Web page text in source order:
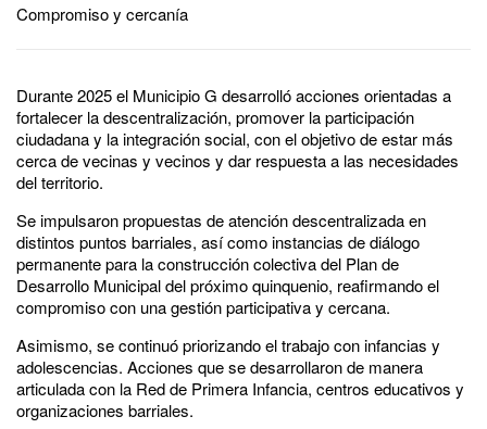
Compromiso y cercanía
Durante 2025 el Municipio G desarrolló acciones orientadas a
fortalecer la descentralización, promover la participación
ciudadana y la integración social, con el objetivo de estar más
cerca de vecinas y vecinos y dar respuesta a las necesidades
del territorio.
Se impulsaron propuestas de atención descentralizada en
distintos puntos barriales, así como instancias de diálogo
permanente para la construcción colectiva del Plan de
Desarrollo Municipal del próximo quinquenio, reafirmando el
compromiso con una gestión participativa y cercana.
Asimismo, se continuó priorizando el trabajo con infancias y
adolescencias. Acciones que se desarrollaron de manera
articulada con la Red de Primera Infancia, centros educativos y
organizaciones barriales.